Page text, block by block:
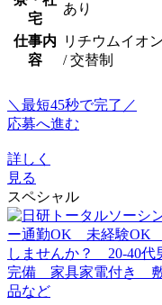
宅
あり
仕事内
容
リチウムイオ
/ 交替制
＼最短45秒で完了／
応募へ進む
詳しく
見る
スペシャル